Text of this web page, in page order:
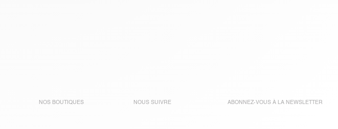
NOS BOUTIQUES NOUS SUIVRE ABONNEZ-VOUS À LA NEWSLETTER